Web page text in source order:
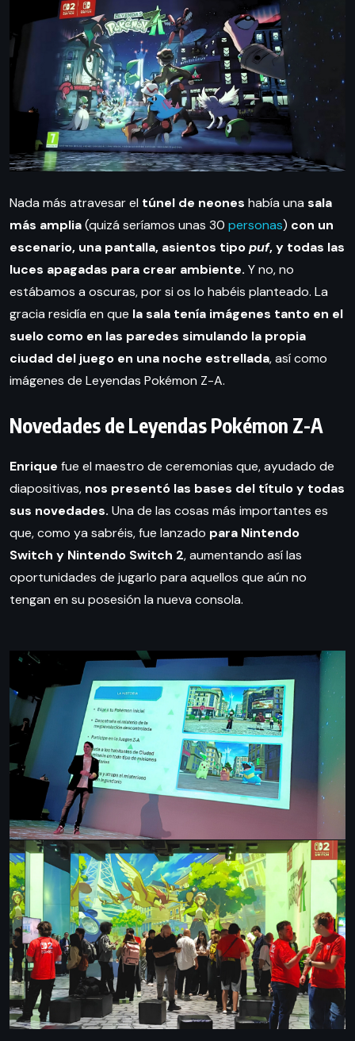
Nada más atravesar el túnel de neones había una sala
más amplia(quizá seríamos unas 30 personas) con un
escenario, una pantalla, asientos tipopuf, y todas las
luces apagadas para crear ambiente. Y no, no
estábamos a oscuras, por si os lo habéis planteado. La
gracia residía en que la sala tenía imágenes tanto en el
suelo como en las paredes simulando la propia
ciudad del juego en una noche estrellada, así como
imágenes de Leyendas Pokémon Z-A.
Novedades de Leyendas Pokémon Z-A
Enrique fue el maestro de ceremonias que, ayudado de
diapositivas, nos presentó las bases del título y todas
sus novedades. Una de las cosas más importantes es
que, como ya sabréis, fue lanzado para Nintendo
Switch y Nintendo Switch 2, aumentando así las
oportunidades de jugarlo para aquellos que aún no
tengan en su posesión la nueva consola.